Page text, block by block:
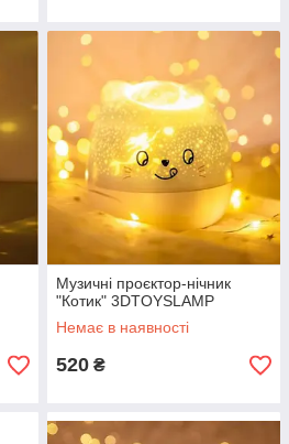
Музичні проєктор-нічник
"Котик" 3DTOYSLAMP
Немає в наявності
520 ₴